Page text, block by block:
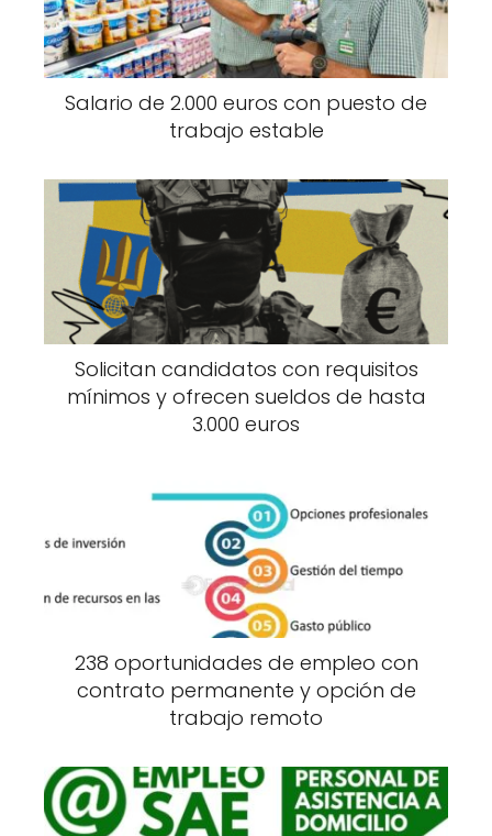
Salario de 2.000 euros con puesto de
trabajo estable
Solicitan candidatos con requisitos
mínimos y ofrecen sueldos de hasta
3.000 euros
238 oportunidades de empleo con
contrato permanente y opción de
trabajo remoto